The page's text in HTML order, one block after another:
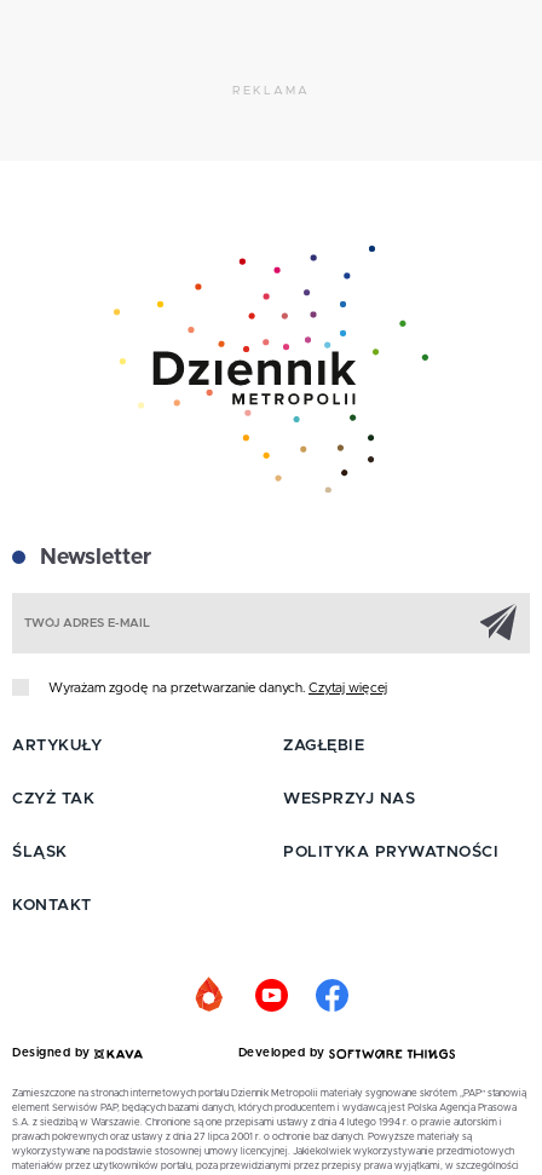
REKLAMA
Newsletter
Wyrażam zgodę na przetwarzanie danych. Czytaj więcej
ARTYKUŁY
CZYŻ TAK
ŚLĄSK
ZAGŁĘBIE
WESPRZYJ NAS
POLITYKA PRYWATNOŚCI
KONTAKT
Designed by Developed by
Zamieszczone na stronach internetowych portalu Dziennik Metropolii materiały sygnowane skrótem „PAP” stanowią
element Serwisów PAP, będących bazami danych, których producentem i wydawcą jest Polska Agencja Prasowa
S.A. z siedzibą w Warszawie. Chronione są one przepisami ustawy z dnia 4 lutego 1994 r. o prawie autorskim i
prawach pokrewnych oraz ustawy z dnia 27 lipca 2001 r. o ochronie baz danych. Powyższe materiały są
wykorzystywane na podstawie stosownej umowy licencyjnej. Jakiekolwiek wykorzystywanie przedmiotowych
materiałów przez użytkowników portalu, poza przewidzianymi przez przepisy prawa wyjątkami, w szczególności